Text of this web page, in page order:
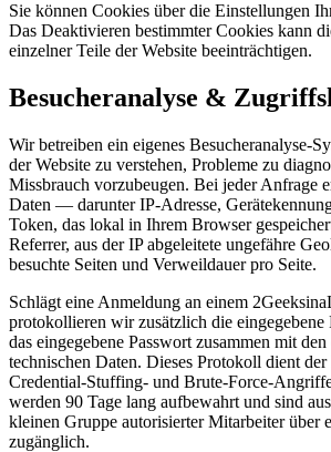
Sie können Cookies über die Einstellungen
Das Deaktivieren bestimmter Cookies kann
einzelner Teile der Website beeinträchtigen.
Besucheranalyse &
Wir betreiben ein eigenes Besucheranalyse-
der Website zu verstehen, Probleme zu
Missbrauch vorzubeugen. Bei jeder Anfrage
Daten — darunter IP-Adresse,
Token, das lokal in Ihrem Browser
Referrer, aus der IP abgeleitete ungefähre
besuchte Seiten und Verweildauer pro Seite.
Schlägt eine Anmeldung an einem
protokollieren wir zusätzlich die
das eingegebene Passwort zusammen mit
technischen Daten. Dieses Protokoll dient
Credential-Stuffing- und Brute-Force-
werden 90 Tage lang aufbewahrt und sind
kleinen Gruppe autorisierter Mitarbeiter über
zugänglich.